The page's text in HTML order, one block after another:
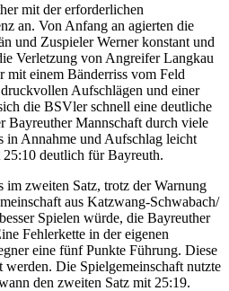
mit der erforderlichen
an. Von Anfang an agierten die
und Zuspieler Werner konstant und
Verletzung von Angreifer Langkau
mit einem Bänderriss vom Feld
Aufschlägen und einer
die BSVler schnell eine deutliche
Bayreuther Mannschaft durch viele
in Annahme und Aufschlag leicht
25:10 deutlich für Bayreuth.
im zweiten Satz, trotz der Warnung
aus Katzwang-Schwabach/
Spielen würde, die Bayreuther
Fehlerkette in der eigenen
eine fünf Punkte Führung. Diese
Die Spielgemeinschaft nutzte
den zweiten Satz mit 25:19.